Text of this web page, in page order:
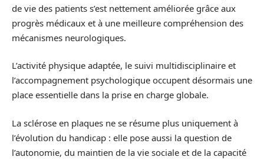
de vie des patients s’est nettement améliorée grâce aux
progrès médicaux et à une meilleure compréhension des
mécanismes neurologiques.
L’activité physique adaptée, le suivi multidisciplinaire et
l’accompagnement psychologique occupent désormais une
place essentielle dans la prise en charge globale.
La sclérose en plaques ne se résume plus uniquement à
l’évolution du handicap : elle pose aussi la question de
l’autonomie, du maintien de la vie sociale et de la capacité